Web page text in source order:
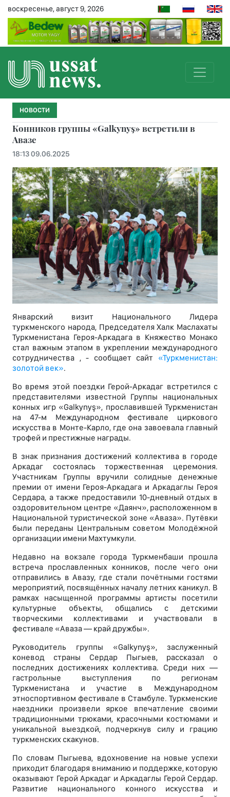
воскресенье, август 9, 2026
НОВОСТИ
Конников группы «Galkynyş» встретили в
Авазе
18:13 09.06.2025
Январский визит Национального Лидера
туркменского народа, Председателя Халк Маслахаты
Туркменистана Героя-Аркадага в Княжество Монако
стал важным этапом в укреплении международного
сотрудничества , - сообщает сайт «Туркменистан:
золотой век».
Во время этой поездки Герой-Аркадаг встретился с
представителями известной Группы национальных
конных игр «Galkynyş», прославившей Туркменистан
на 47-м Международном фестивале циркового
искусства в Монте-Карло, где она завоевала главный
трофей и престижные награды.
В знак признания достижений коллектива в городе
Аркадаг состоялась торжественная церемония.
Участникам Группы вручили солидные денежные
премии от имени Героя-Аркадага и Аркадаглы Героя
Сердара, а также предоставили 10-дневный отдых в
оздоровительном центре «Даянч», расположенном в
Национальной туристической зоне «Аваза». Путёвки
были переданы Центральным советом Молодёжной
организации имени Махтумкули.
Недавно на вокзале города Туркменбаши прошла
встреча прославленных конников, после чего они
отправились в Авазу, где стали почётными гостями
мероприятий, посвящённых началу летних каникул. В
рамках насыщенной программы артисты посетили
культурные объекты, общались с детскими
творческими коллективами и участвовали в
фестивале «Аваза — край дружбы».
Руководитель группы «Galkynyş», заслуженный
коневод страны Сердар Пыгыев, рассказал о
последних достижениях коллектива. Среди них —
гастрольные выступления по регионам
Туркменистана и участие в Международном
этноспортивном фестивале в Стамбуле. Туркменские
наездники произвели яркое впечатление своими
традиционными трюками, красочными костюмами и
уникальной выездкой, подчеркнув силу и грацию
туркменских скакунов.
По словам Пыгыева, вдохновение на новые успехи
приходит благодаря вниманию и поддержке, которую
оказывают Герой Аркадаг и Аркадаглы Герой Сердар.
Развитие национального конного искусства и